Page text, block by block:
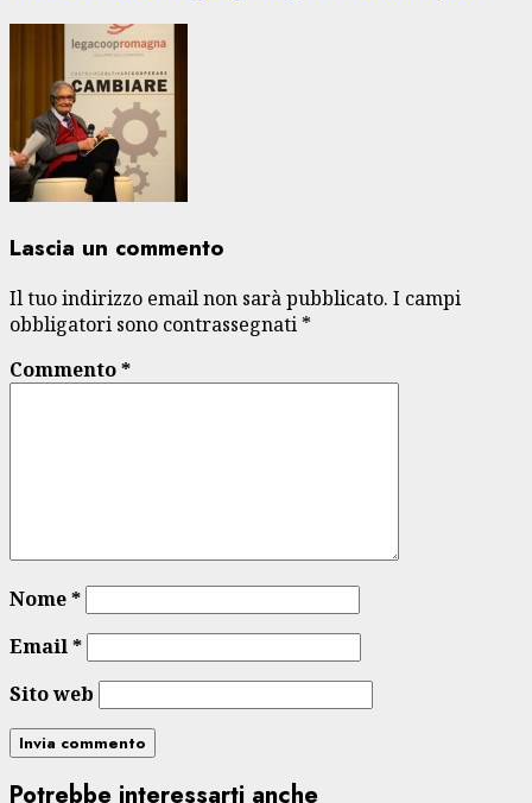
Lascia un commento
Il tuo indirizzo email non sarà pubblicato. I campi
obbligatori sono contrassegnati *
Commento*
Nome*
Email*
Sito web
Potrebbe interessarti anche